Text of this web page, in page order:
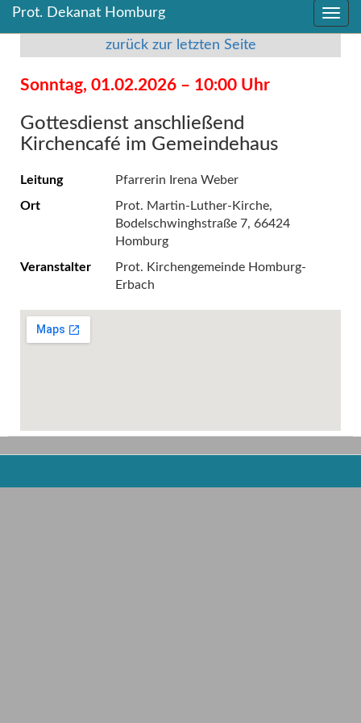
Inhalt
springen
Prot. Dekanat Homburg
Inhalt
springen
zurück zur letzten Seite
Sonntag, 01.02.2026 – 10:00 Uhr
Gottesdienst anschließend
Kirchencafé im Gemeindehaus
Leitung
Pfarrerin Irena Weber
Ort
Prot. Martin-Luther-Kirche,
Bodelschwinghstraße 7, 66424
Homburg
Veranstalter
Prot. Kirchengemeinde Homburg-
Erbach